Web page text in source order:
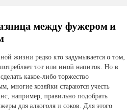
между фужером и
жизни редко кто задумывается о том,
тот или иной напиток. Но в
какое-либо торжество
многие хозяйки стараются учесть
например, правильно подобрать
для алкоголя и соков. Для этого